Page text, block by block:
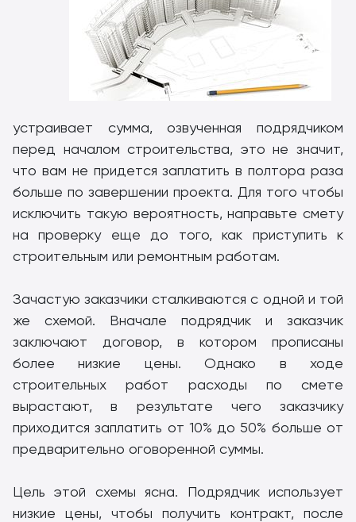
устраивает сумма, озвученная подрядчиком
перед началом строительства, это не значит,
что вам не придется заплатить в полтора раза
больше по завершении проекта. Для того чтобы
исключить такую вероятность, направьте смету
на проверку еще до того, как приступить к
строительным или ремонтным работам.
Зачастую заказчики сталкиваются с одной и той
же схемой. Вначале подрядчик и заказчик
заключают договор, в котором прописаны
более низкие цены. Однако в ходе
строительных работ расходы по смете
вырастают, в результате чего заказчику
приходится заплатить от 10% до 50% больше от
предварительно оговоренной суммы.
Цель этой схемы ясна. Подрядчик использует
низкие цены, чтобы получить контракт, после